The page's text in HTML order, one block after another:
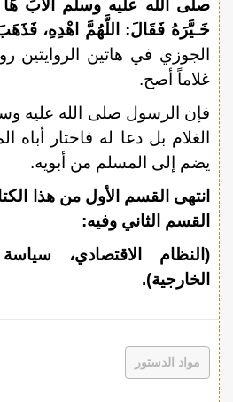
صلى الله عليه وسلم الأَبَ هَا
خَـيَّرَهُ فَقَالَ: اللَّهُمَّ اهْدِهِ،
الجوزي في هاتين الروايتين
غلاماً أصح.
فإن الرسول صلى الله عليه
الغلام بل دعا له فاختار
يضم إلى المسلم من أبويه.
انتهى القسم الأول من هذا
القسم الثاني وفيه:
(النظام الاقتصادي،
الخارجية).
مواد الدستور